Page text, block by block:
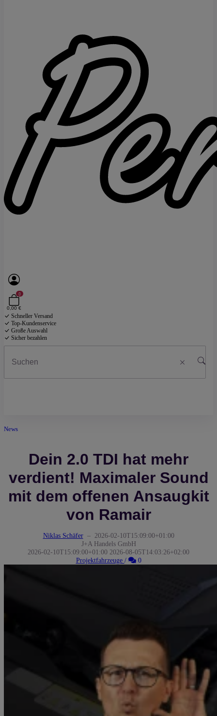
0
0,00 €
Schneller Versand
Top-Kundenservice
Große Auswahl
Sicher bezahlen
News
Dein 2.0 TDI hat mehr
verdient! Maximaler Sound
mit dem offenen Ansaugkit
von Ramair
Niklas Schäfer– 2026-02-10T15:09:00+01:00
J+A Handels GmbH
2026-02-10T15:09:00+01:00 2026-08-05T14:03:26+02:00
Projektfahrzeuge / Kommentare
0